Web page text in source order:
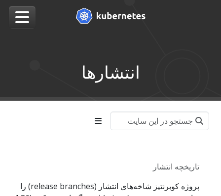
انتشارها
تاریخچه انتشار
پروژه کوبرنتیز شاخه‌های انتشار (release branches) را